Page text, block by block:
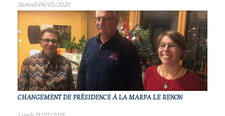
Samedi 04/01/2020
CHANGEMENT DE PRÉSIDENCE À LA MARPA LE RENON